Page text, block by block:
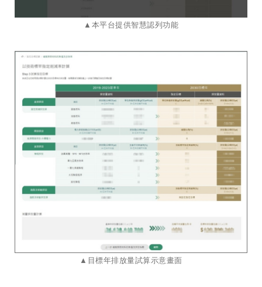
▲本平台提供智慧認列功能
​​​​​​​▲目標年排放量試算示意畫面